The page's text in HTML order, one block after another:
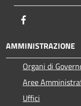
AMMINISTRAZIONE
Organi di
Aree
Uffici